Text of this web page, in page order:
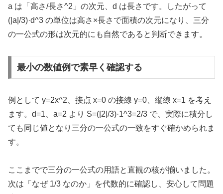
a は「高さ/長さ^2」の次元、d は長さです。したがって
(|a|/3)·d^3 の単位は高さ×長さで面積の次元になり、三分
の一公式の形は次元的にも自然であると判断できます。
最小の数値例で素早く確認する
例として y=2x^2、接点 x=0 の接線 y=0、縦線 x=1 を考え
ます。d=1、a=2 より S=(|2|/3)·1^3=2/3 で、実際に積分し
ても同じ値となり三分の一公式の一致をすぐ確かめられま
す。
ここまでで三分の一公式の用語と直観の核が揃いました。
次は「なぜ 1/3 なのか」を代数的に確認し、安心して問題